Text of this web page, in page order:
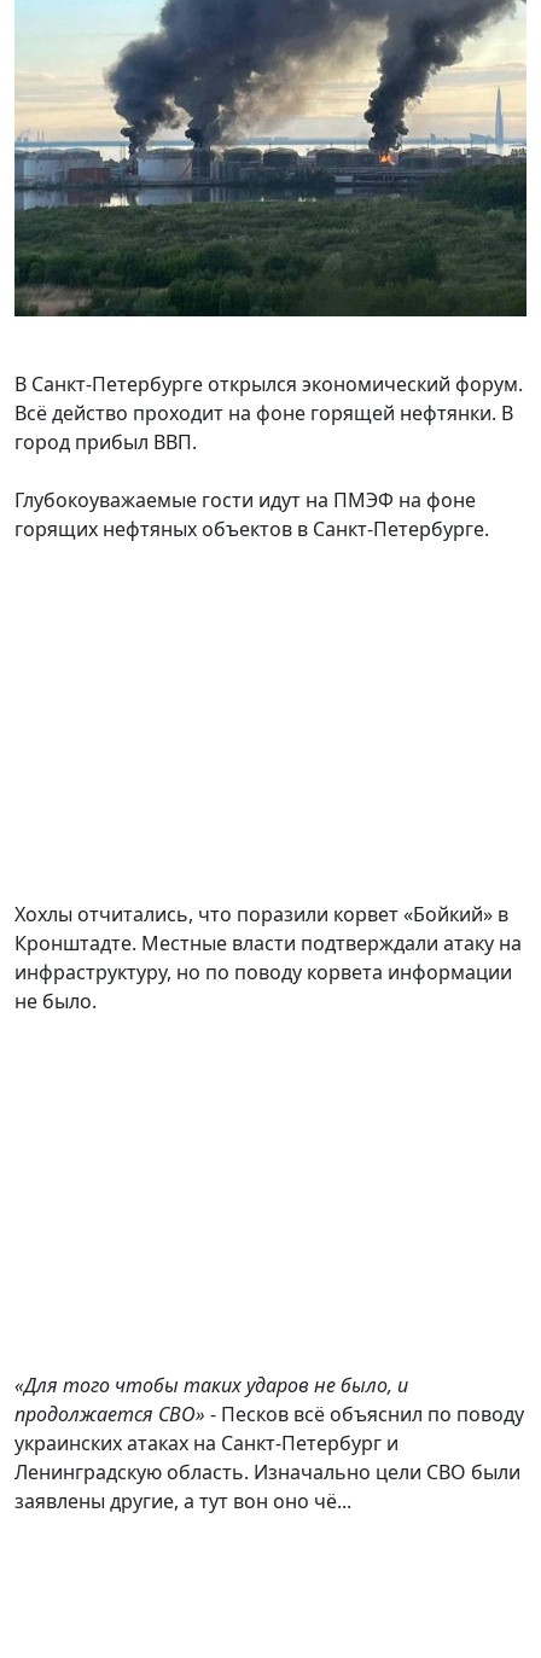
В Санкт-Петербурге открылся экономический форум.
Всё действо проходит на фоне горящей нефтянки. В
город прибыл ВВП.
Глубокоуважаемые гости идут на ПМЭФ на фоне
горящих нефтяных объектов в Санкт-Петербурге.
Хохлы отчитались, что поразили корвет «Бойкий» в
Кронштадте. Местные власти подтверждали атаку на
инфраструктуру, но по поводу корвета информации
не было.
«Для того чтобы таких ударов не было, и
продолжается СВО» - Песков всё объяснил по поводу
украинских атаках на Санкт-Петербург и
Ленинградскую область. Изначально цели СВО были
заявлены другие, а тут вон оно чё...